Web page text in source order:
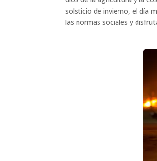
solsticio de invierno, el día
las normas sociales y